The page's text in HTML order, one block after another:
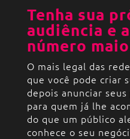
Tenha sua
audiência e
número
O mais legal das
que você pode criar
depois anunciar
para quem já lhe
do que um público
conhece o seu